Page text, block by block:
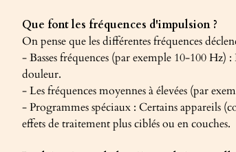
Que font les fréquences d'impulsion ?
On pense que les différentes fréquences
- Basses fréquences (par exemple 10-100
douleur.
- Les fréquences moyennes à élevées (par
- Programmes spéciaux : Certains appareils
effets de traitement plus ciblés ou en couches.